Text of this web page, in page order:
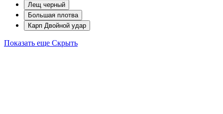
Лещ черный
Большая плотва
Карп Двойной удар
Показать еще Скрыть